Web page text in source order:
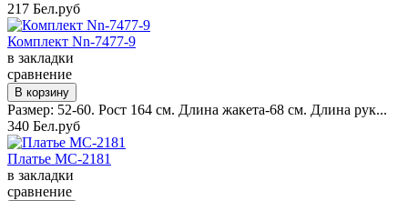
217 Бел.руб
Комплект Nn-7477-9
в закладки
сравнение
Размер: 52-60. Рост 164 см. Длина жакета-68 см. Длина рук...
340 Бел.руб
Платье MC-2181
в закладки
сравнение